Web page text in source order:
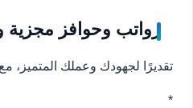
رواتب وحوافز مجزية
تقديرًا لجهودك وعملك
*